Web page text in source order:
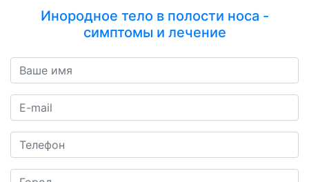
Инородное тело в полости носа -
симптомы и лечение